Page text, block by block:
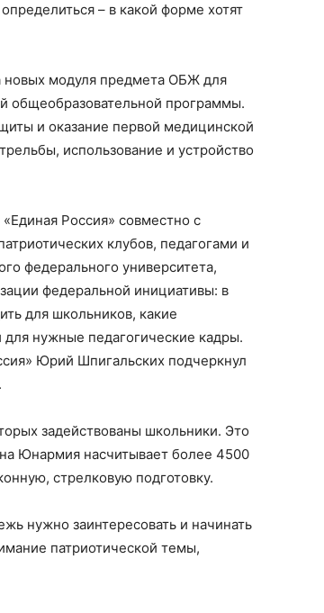
– в какой форме хотят
новых модуля предмета ОБЖ для
общеобразовательной программы.
и оказание первой медицинской
использование и устройство
Россия» совместно с
клубов, педагогами и
федерального университета,
федеральной инициативы: в
для школьников, какие
нужные педагогические кадры.
Юрий Шпигальских подчеркнул
задействованы школьники. Это
Юнармия насчитывает более 4500
стрелковую подготовку.
нужно заинтересовать и начинать
патриотической темы,